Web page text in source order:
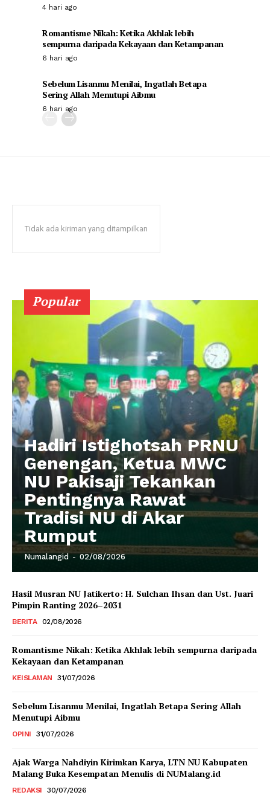
4 hari ago
Romantisme Nikah: Ketika Akhlak lebih
sempurna daripada Kekayaan dan Ketampanan
6 hari ago
Sebelum Lisanmu Menilai, Ingatlah Betapa
Sering Allah Menutupi Aibmu
6 hari ago
Tidak ada kiriman yang ditampilkan
Popular
Hadiri Istighotsah PRNU
Genengan, Ketua MWC
NU Pakisaji Tekankan
Pentingnya Rawat
Tradisi NU di Akar
Rumput
Numalangid - 02/08/2026
Hasil Musran NU Jatikerto: H. Sulchan Ihsan dan Ust. Juari
Pimpin Ranting 2026–2031
BERITA 02/08/2026
Romantisme Nikah: Ketika Akhlak lebih sempurna daripada
Kekayaan dan Ketampanan
KEISLAMAN 31/07/2026
Sebelum Lisanmu Menilai, Ingatlah Betapa Sering Allah
Menutupi Aibmu
OPINI 31/07/2026
Ajak Warga Nahdiyin Kirimkan Karya, LTN NU Kabupaten
Malang Buka Kesempatan Menulis di NUMalang.id
REDAKSI 30/07/2026